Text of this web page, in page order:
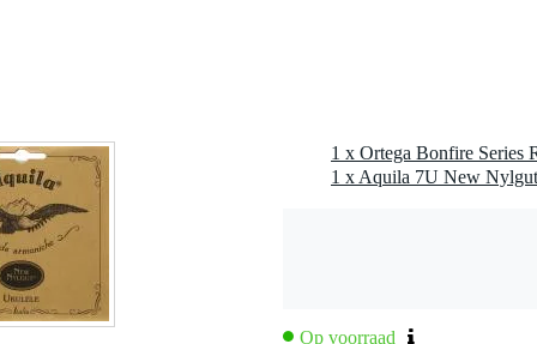
inch)
1 x Ortega Bonfire Series
Op voorraad